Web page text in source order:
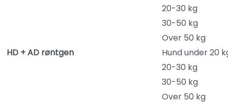
20-30 kg
30-50 kg
Over 50 kg
HD + AD røntgen
Hund under 20
20-30 kg
30-50 kg
Over 50 kg